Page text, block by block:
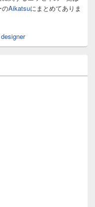
のAikatsuにまとめてありま